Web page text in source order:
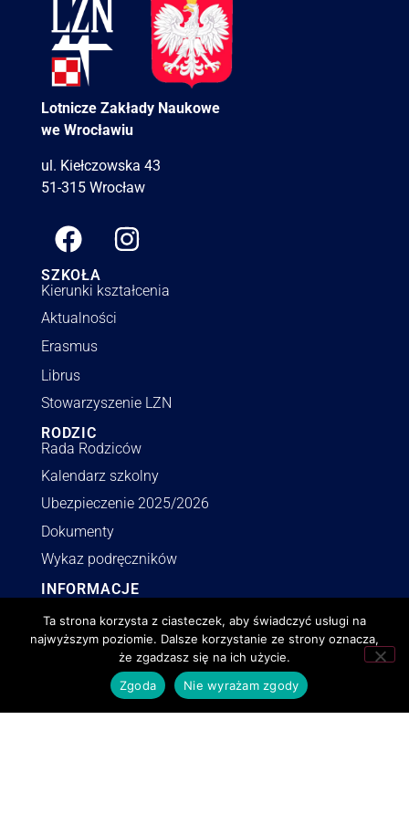
Lotnicze Zakłady Naukowe
we Wrocławiu
ul. Kiełczowska 43
51-315 Wrocław
SZKOŁA
Kierunki kształcenia
Aktualności
Erasmus
Librus
Stowarzyszenie LZN
RODZIC
Rada Rodziców
Kalendarz szkolny
Ubezpieczenie 2025/2026
Dokumenty
Wykaz podręczników
INFORMACJE
Deklaracja dostępności
Polityka o cookies
Zamówienia publiczne
Ta strona korzysta z ciasteczek, aby świadczyć usługi na
najwyższym poziomie. Dalsze korzystanie ze strony oznacza,
że zgadzasz się na ich użycie.
Zgoda
Nie wyrażam zgody